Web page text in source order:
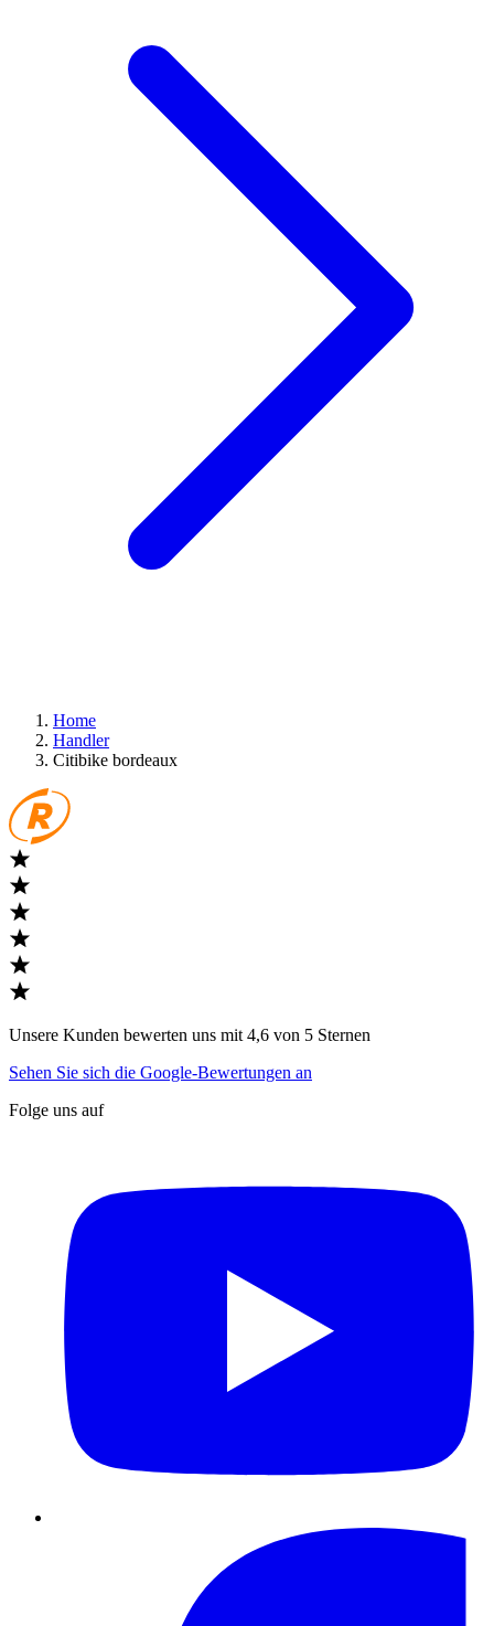
Home
Handler
Citibike bordeaux
Unsere Kunden bewerten uns mit 4,6 von 5 Sternen
Sehen Sie sich die Google-Bewertungen an
Folge uns auf